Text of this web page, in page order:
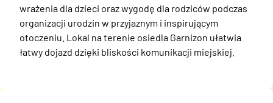
wrażenia dla dzieci oraz wygodę dla rodziców podczas
organizacji urodzin w przyjaznym i inspirującym
otoczeniu. Lokal na terenie osiedla Garnizon ułatwia
łatwy dojazd dzięki bliskości komunikacji miejskiej.